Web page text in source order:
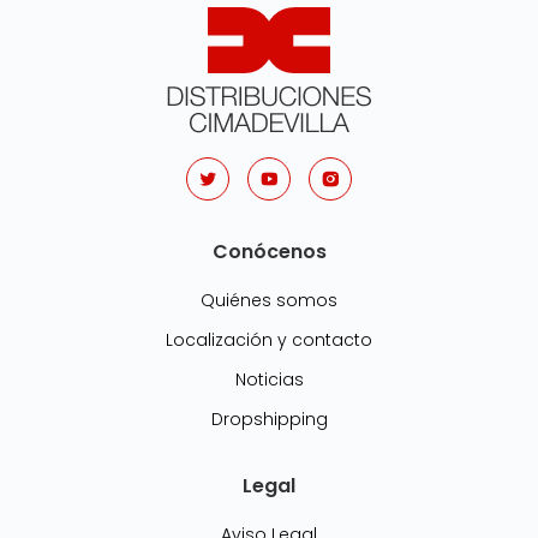
Conócenos
Quiénes somos
Localización y contacto
Noticias
Dropshipping
Legal